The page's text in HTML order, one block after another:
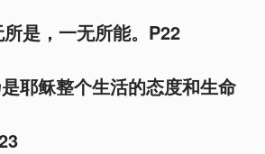
是，一无所能。P22
耶稣整个生活的态度和生命